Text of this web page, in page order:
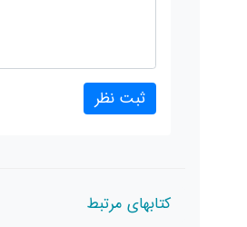
کتابهای مرتبط